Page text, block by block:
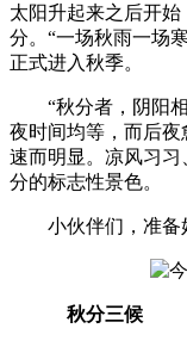
太阳升起来之后开
分。“一场秋雨一场
正式进入秋季。
“秋分者，阴阳
夜时间均等，而后
速而明显。凉风习
分的标志性景色。
小伙伴们，准备
秋分三候